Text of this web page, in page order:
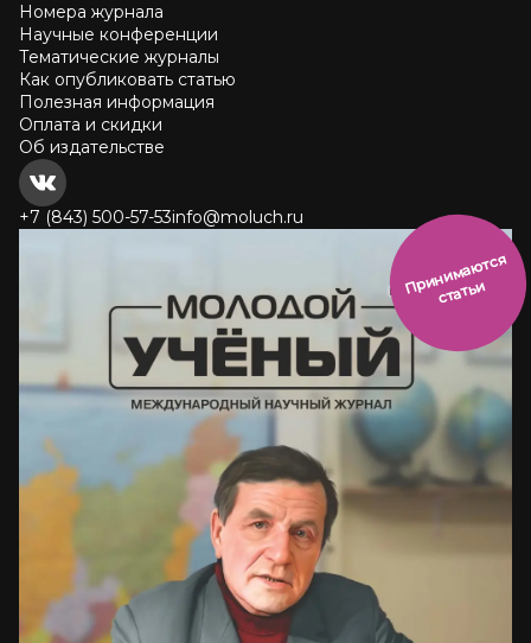
Номера журнала
Научные конференции
Тематические журналы
Как опубликовать статью
Полезная информация
Оплата и скидки
Об издательстве
+7 (843) 500-57-53info@moluch.ru
П
р
и
н
и
м
а
ют
с
я
ст
ать
и